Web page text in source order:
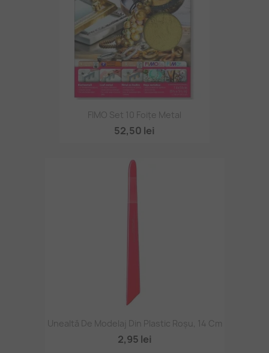
FIMO Set 10 Foițe Metal
52,50 lei
Unealtă De Modelaj Din Plastic Roșu, 14 Cm
2,95 lei